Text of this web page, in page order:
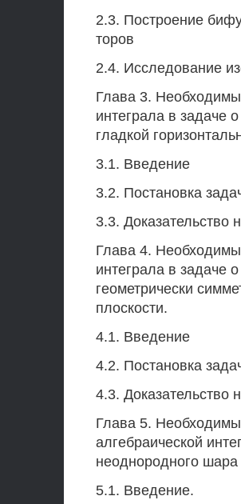
2.3. Построение
торов
2.4. Исследование
Глава 3.
интеграла в задаче
гладкой
3.1. Введение
3.2. Постановка
3.3. Доказательство
Глава 4.
интеграла в задаче
геометрически
плоскости.
4.1. Введение
4.2. Постановка
4.3. Доказательство
Глава 5.
алгебраической
неоднородного шара
5.1. Введение.